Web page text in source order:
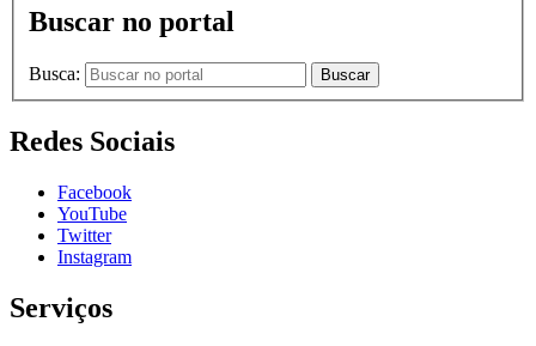
Buscar no portal
Busca: Buscar
Redes Sociais
Facebook
YouTube
Twitter
Instagram
Serviços